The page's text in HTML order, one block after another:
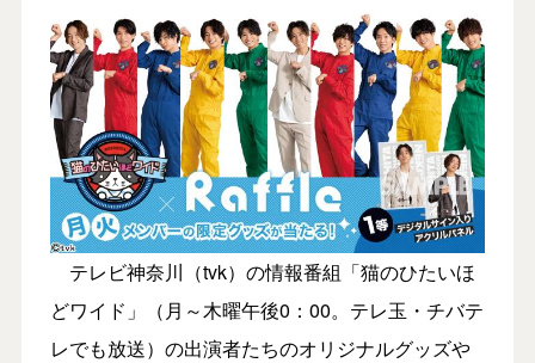
テレビ神奈川（tvk）の情報番組「猫のひたいほ
どワイド」（月～木曜午後0：00。テレ玉・チバテ
レでも放送）の出演者たちのオリジナルグッズや